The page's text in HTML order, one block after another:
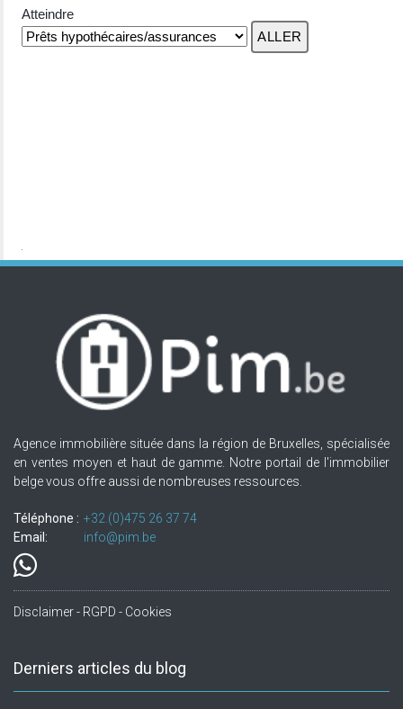
Atteindre
Agence immobilière située dans la région de Bruxelles, spécialisée
en ventes moyen et haut de gamme. Notre portail de l'immobilier
belge vous offre aussi de nombreuses ressources.
Téléphone : +32.(0)475 26 37 74
Email:
info@pim.be
Disclaimer - RGPD - Cookies
Derniers articles du blog